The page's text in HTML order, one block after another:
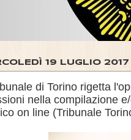
19 LUGLIO 2017
di Torino rigetta
nella compilazione
on line (Tribunale